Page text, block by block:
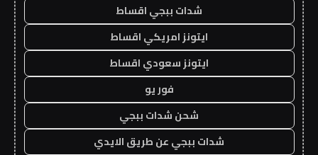
شدات ببجي اقساط
ايتونز امريكي اقساط
ايتونز سعودي اقساط
فور يو
شحن شدات ببجي
شدات ببجي عن طريق الايدي